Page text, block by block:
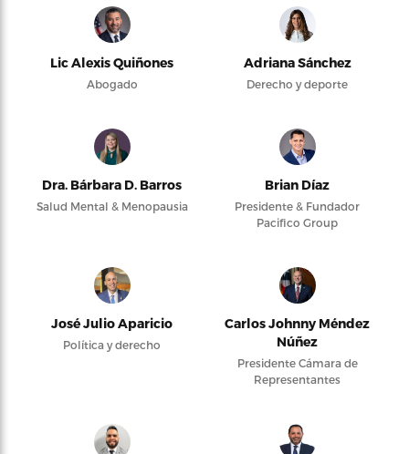
Lic Alexis Quiñones
Abogado
Adriana Sánchez
Derecho y deporte
Dra. Bárbara D. Barros
Salud Mental & Menopausia
Brian Díaz
Presidente & Fundador
Pacifico Group
José Julio Aparicio
Política y derecho
Carlos Johnny Méndez
Núñez
Presidente Cámara de
Representantes